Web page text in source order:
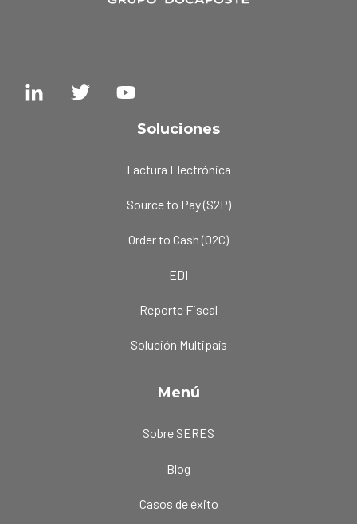
Soluciones
Factura Electrónica
Source to Pay (S2P)
Order to Cash (O2C)
EDI
Reporte Fiscal
Solución Multipaís
Menú
Sobre SERES
Blog
Casos de éxito